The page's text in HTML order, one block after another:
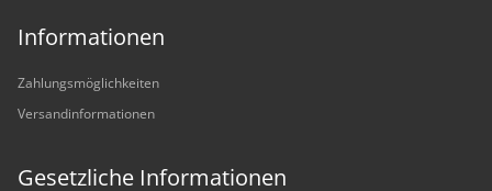
Informationen
Zahlungsmöglichkeiten
Versandinformationen
Gesetzliche Informationen